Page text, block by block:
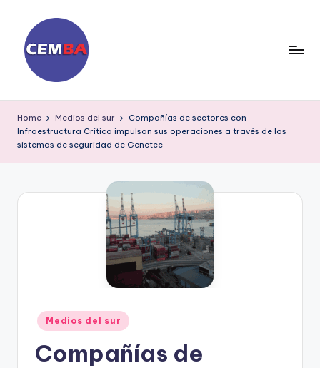
content
ia
ri
o
C
Home Medios del sur
Compañías de sectores con
Infraestructura Crítica impulsan sus operaciones a través de los
sistemas de seguridad de Genetec
Posted
in
Medios del sur
Compañías de